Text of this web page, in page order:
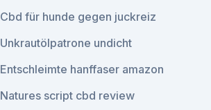
Cbd für hunde gegen juckreiz
Unkrautölpatrone undicht
Entschleimte hanffaser amazon
Natures script cbd review